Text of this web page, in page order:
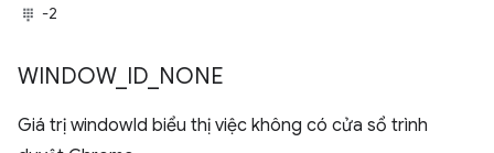
-2
WINDOW_ ID NONE
Giá trị windowId biểu thị việc không có cửa sổ trình